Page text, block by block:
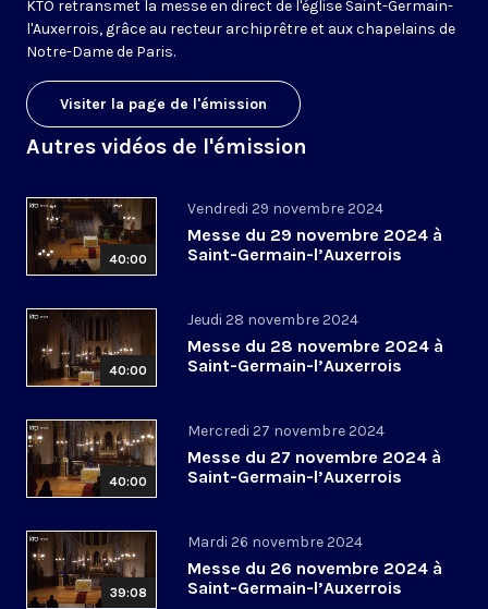
KTO retransmet la messe en direct de l'église Saint-Germain-
l'Auxerrois, grâce au recteur archiprêtre et aux chapelains de
Notre-Dame de Paris.
Visiter la page de l'émission
Autres vidéos de l'émission
40:00
Vendredi 29 novembre 2024
Messe du 29 novembre 2024 à
Saint-Germain-l’Auxerrois
40:00
Jeudi 28 novembre 2024
Messe du 28 novembre 2024 à
Saint-Germain-l’Auxerrois
40:00
Mercredi 27 novembre 2024
Messe du 27 novembre 2024 à
Saint-Germain-l’Auxerrois
39:08
Mardi 26 novembre 2024
Messe du 26 novembre 2024 à
Saint-Germain-l’Auxerrois